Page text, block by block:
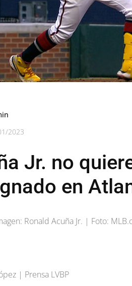
2023
Jr. no
en
Ronald Acuña Jr. | Foto:
| Prensa LVBP